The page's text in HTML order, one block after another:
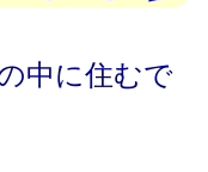
中に住むで